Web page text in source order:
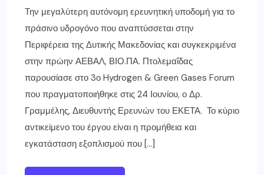
Την μεγαλύτερη αυτόνομη ερευνητική υποδομή για το
πράσινο υδρογόνο που αναπτύσσεται στην
Περιφέρεια της Δυτικής Μακεδονίας και συγκεκριμένα
στην πρώην ΑΕΒΑΛ, ΒΙΟ.ΠΑ. Πτολεμαΐδας
παρουσίασε στο 3ο Hydrogen & Green Gases Forum
που πραγματοποιήθηκε στις 24 Ιουνίου, ο Δρ.
Γραμμέλης, Διευθυντής Ερευνών του ΕΚΕΤΑ. Το κύριο
αντικείμενο του έργου είναι η προμήθεια και
εγκατάσταση εξοπλισμού που […]